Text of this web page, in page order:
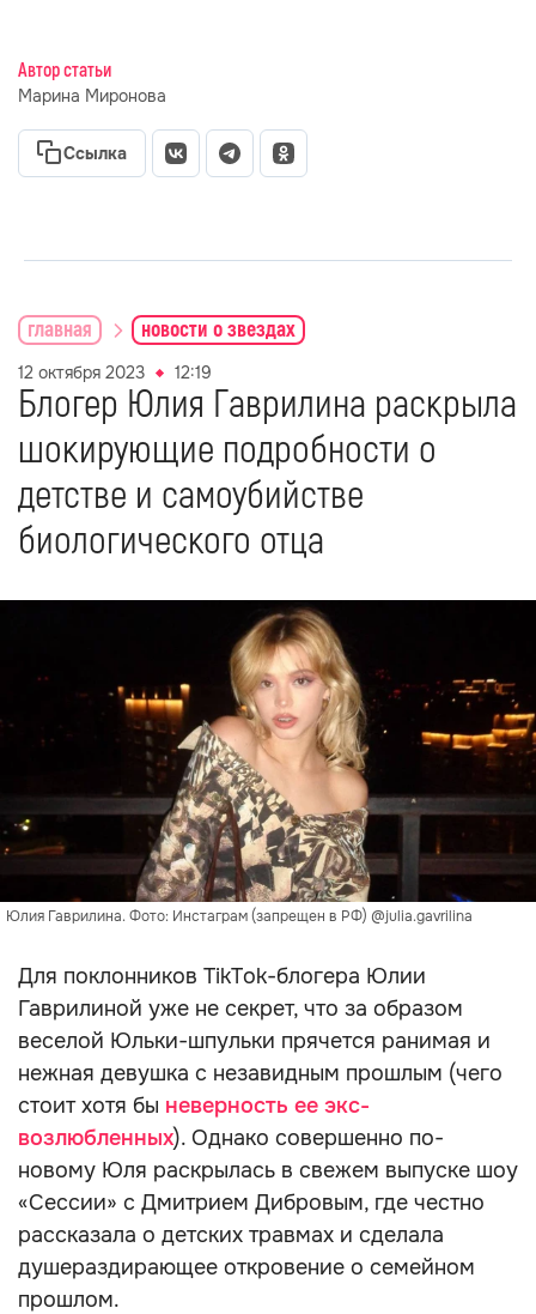
Автор статьи
Марина Миронова
Ссылка
главная новости о звездах
12 октября 2023 12:19
Блогер Юлия Гаврилина раскрыла
шокирующие подробности о
детстве и самоубийстве
биологического отца
Юлия Гаврилина. Фото: Инстаграм (запрещен в РФ) @julia.gavrilina
Для поклонников TikTok-блогера Юлии
Гаврилиной уже не секрет, что за образом
веселой Юльки-шпульки прячется ранимая и
нежная девушка с незавидным прошлым (чего
стоит хотя бы неверность ее экс-
возлюбленных). Однако совершенно по-
новому Юля раскрылась в свежем выпуске шоу
«Сессии» с Дмитрием Дибровым, где честно
рассказала о детских травмах и сделала
душераздирающее откровение о семейном
прошлом.